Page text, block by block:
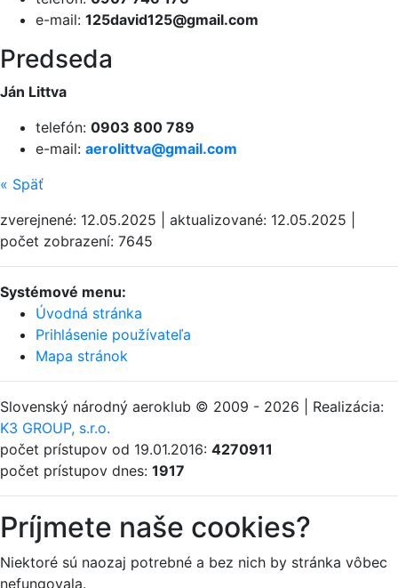
e-mail: 125david125@gma­il.com
Predseda
Ján Littva
telefón: 0903 800 789
e-mail: aerolittva@gmail.com
« Späť
zverejnené: 12.05.2025 | aktualizované: 12.05.2025 |
počet zobrazení: 7645
Systémové menu:
Úvodná stránka
Prihlásenie používateľa
Mapa stránok
Slovenský národný aeroklub © 2009 - 2026 | Realizácia:
K3 GROUP, s.r.o.
počet prístupov od 19.01.2016: 4270911
počet prístupov dnes: 1917
Príjmete naše cookies?
Niektoré sú naozaj potrebné a bez nich by stránka vôbec
nefungovala.